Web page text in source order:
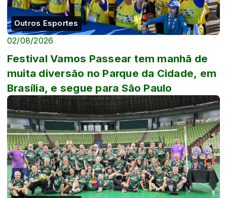
Outros Esportes
02/08/2026
Festival Vamos Passear tem manhã de
muita diversão no Parque da Cidade, em
Brasília, e segue para São Paulo